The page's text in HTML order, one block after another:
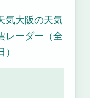
気大阪の天気
レーダー（全